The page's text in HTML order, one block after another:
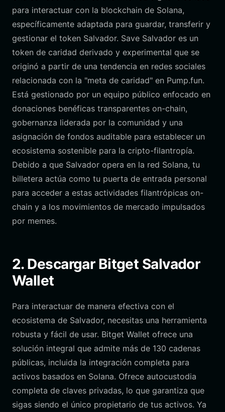
para interactuar con la blockchain de Solana,
específicamente adaptada para guardar, transferir y
gestionar el token Salvador. Save Salvador es un
token de caridad derivado y experimental que se
originó a partir de una tendencia en redes sociales
relacionada con la "meta de caridad" en Pump.fun.
Está gestionado por un equipo público enfocado en
donaciones benéficas transparentes on-chain,
gobernanza liderada por la comunidad y una
asignación de fondos auditable para establecer un
ecosistema sostenible para la cripto-filantropía.
Debido a que Salvador opera en la red Solana, tu
billetera actúa como tu puerta de entrada personal
para acceder a estas actividades filantrópicas on-
chain y a los movimientos de mercado impulsados
por memes.
2. Descargar Bitget Salvador
Wallet
Para interactuar de manera efectiva con el
ecosistema de Salvador, necesitas una herramienta
robusta y fácil de usar. Bitget Wallet ofrece una
solución integral que admite más de 130 cadenas
públicas, incluida la integración completa para
activos basados en Solana. Ofrece autocustodia
completa de claves privadas, lo que garantiza que
sigas siendo el único propietario de tus activos. Ya